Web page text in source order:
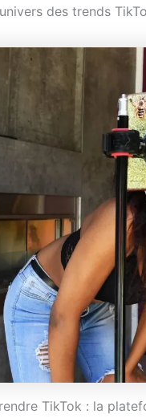
des trends
TikTok : la